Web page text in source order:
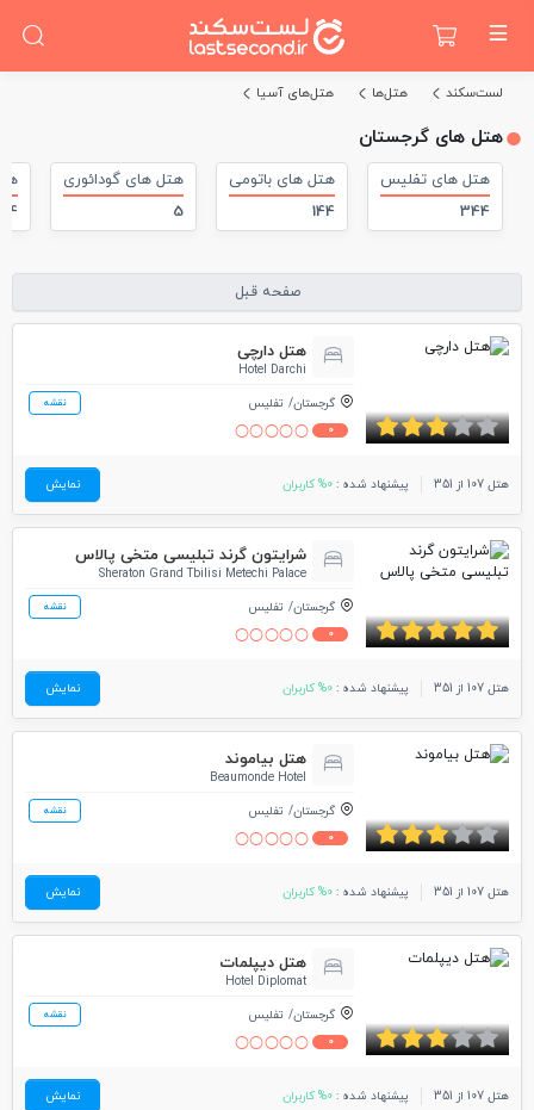
لست‌سکند هتل‌ها هتل‌های آسیا
هتل های گرجستان
هتل های تفلیس
344
هتل های باتومی
144
هتل های گودائوری
5
4
صفحه قبل
هتل دارچی
Hotel Darchi
گرجستان تفلیس نقشه
0
هتل 107 از 351 پیشنهاد شده : 0% کاربران نمایش
شرایتون گرند تبلیسی متخی پالاس
Sheraton Grand Tbilisi Metechi Palace
گرجستان تفلیس نقشه
0
هتل 107 از 351 پیشنهاد شده : 0% کاربران نمایش
هتل بیاموند
Beaumonde Hotel
گرجستان تفلیس نقشه
0
هتل 107 از 351 پیشنهاد شده : 0% کاربران نمایش
هتل دیپلمات
Hotel Diplomat
گرجستان تفلیس نقشه
0
هتل 107 از 351 پیشنهاد شده : 0% کاربران نمایش